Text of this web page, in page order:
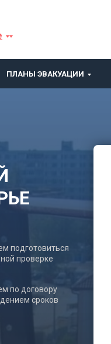
ПЛАНЫ ЭВАКУАЦИИ
подготовиться
проверке
по договору
сроков